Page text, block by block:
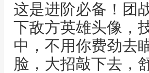
这是进阶必备！团
下敌方英雄头像，
中，不用你费劲去
脸，大招敲下去，